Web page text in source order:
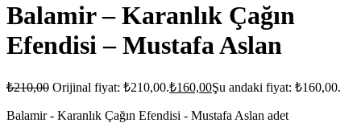
Balamir – Karanlık Çağın
Efendisi – Mustafa Aslan
₺210,00 Orijinal fiyat: ₺210,00.₺160,00Şu andaki fiyat: ₺160,00.
Balamir - Karanlık Çağın Efendisi - Mustafa Aslan adet